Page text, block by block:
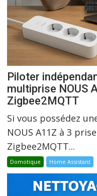
Piloter
multiprise NOUS
Zigbee2MQTT
Si vous possédez
NOUS A11Z à 3
Zigbee2MQTT...
Domotique Home Assistant